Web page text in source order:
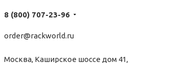
8 (800) 707-23-96
order@rackworld.ru
Москва, Каширское шоссе дом 41,